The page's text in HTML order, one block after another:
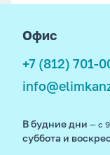
Офис
+7 (812) 701-
В будние дни — с
суббота и